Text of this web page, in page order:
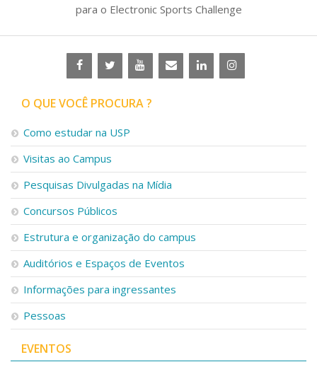
para o Electronic Sports Challenge
O QUE VOCÊ PROCURA ?
Como estudar na USP
Visitas ao Campus
Pesquisas Divulgadas na Mídia
Concursos Públicos
Estrutura e organização do campus
Auditórios e Espaços de Eventos
Informações para ingressantes
Pessoas
EVENTOS